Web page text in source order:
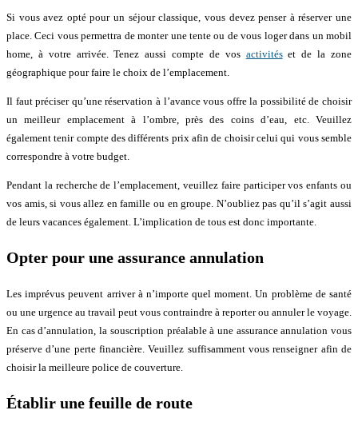
Si vous avez opté pour un séjour classique, vous devez penser à réserver une
place. Ceci vous permettra de monter une tente ou de vous loger dans un mobil
home, à votre arrivée. Tenez aussi compte de vos activitéset de la zone
géographique pour faire le choix de l’emplacement.
Il faut préciser qu’une réservation à l’avance vous offre la possibilité de choisir
un meilleur emplacement à l’ombre, près des coins d’eau, etc. Veuillez
également tenir compte des différents prix afin de choisir celui qui vous semble
correspondre à votre budget.
Pendant la recherche de l’emplacement, veuillez faire participer vos enfants ou
vos amis, si vous allez en famille ou en groupe. N’oubliez pas qu’il s’agit aussi
de leurs vacances également. L’implication de tous est donc importante.
Opter pour une assurance annulation
Les imprévus peuvent arriver à n’importe quel moment. Un problème de santé
ou une urgence au travail peut vous contraindre à reporter ou annuler le voyage.
En cas d’annulation, la souscription préalable à une assurance annulation vous
préserve d’une perte financière. Veuillez suffisamment vous renseigner afin de
choisir la meilleure police de couverture.
Établir une feuille de route